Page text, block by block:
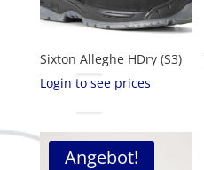
Sixton Alleghe HDry (S3)
Login to see prices
Angebot!